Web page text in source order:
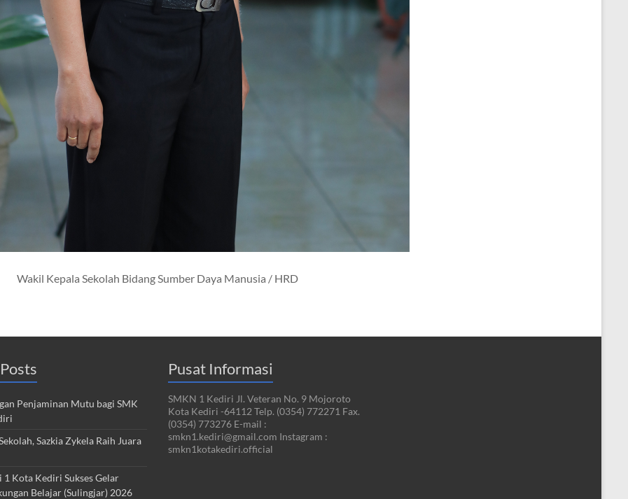
Wakil Kepala Sekolah Bidang Sumber Daya Manusia / HRD
Penjaminan Mutu bagi SMK
Sazkia Zykela Raih Juara
1 Kota Kediri Sukses Gelar
Belajar (Sulingjar) 2026
Pusat Informasi
SMKN 1 Kediri Jl. Veteran No. 9 Mojoroto
Kota Kediri -64112 Telp. (0354) 772271 Fax.
(0354) 773276 E-mail :
smkn1.kediri@gmail.com Instagram :
smkn1kotakediri.official